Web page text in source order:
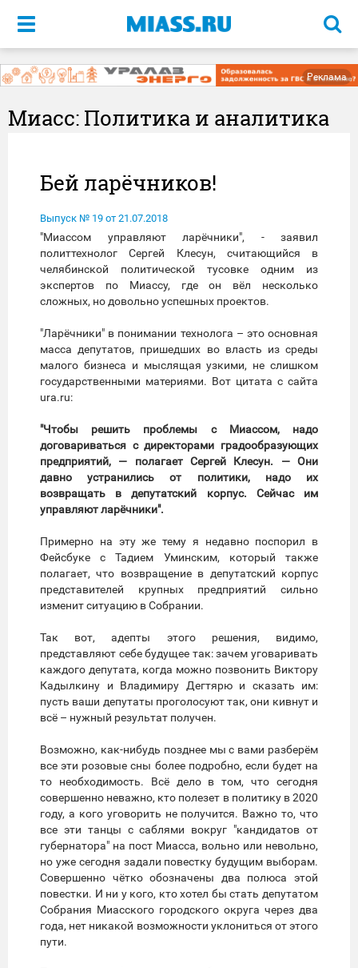
Меню
Реклама
Миасс: Политика и аналитика
Бей ларёчников!
Выпуск № 19 от 21.07.2018
"Миассом управляют ларёчники", - заявил
политтехнолог Сергей Клесун, считающийся в
челябинской политической тусовке одним из
экспертов по Миассу, где он вёл несколько
сложных, но довольно успешных проектов.
"Ларёчники" в понимании технолога – это основная
масса депутатов, пришедших во власть из среды
малого бизнеса и мыслящая узкими, не слишком
государственными материями. Вот цитата с сайта
ura.ru:
"Чтобы решить проблемы с Миассом, надо
договариваться с директорами градообразующих
предприятий, — полагает Сергей Клесун. — Они
давно устранились от политики, надо их
возвращать в депутатский корпус. Сейчас им
управляют ларёчники".
Примерно на эту же тему я недавно поспорил в
Фейсбуке с Тадием Уминским, который также
полагает, что возвращение в депутатский корпус
представителей крупных предприятий сильно
изменит ситуацию в Собрании.
Так вот, адепты этого решения, видимо,
представляют себе будущее так: зачем уговаривать
каждого депутата, когда можно позвонить Виктору
Кадылкину и Владимиру Дегтярю и сказать им:
пусть ваши депутаты проголосуют так, они кивнут и
всё – нужный результат получен.
Возможно, как-нибудь позднее мы с вами разберём
все эти розовые сны более подробно, если будет на
то необходимость. Всё дело в том, что сегодня
совершенно неважно, кто полезет в политику в 2020
году, а кого уговорить не получится. Важно то, что
все эти танцы с саблями вокруг "кандидатов от
губернатора" на пост Миасса, вольно или невольно,
но уже сегодня задали повестку будущим выборам.
Совершенно чётко обозначены два полюса этой
повестки. И ни у кого, кто хотел бы стать депутатом
Собрания Миасского городского округа через два
года, нет никакой возможности уклониться от этого
пути.